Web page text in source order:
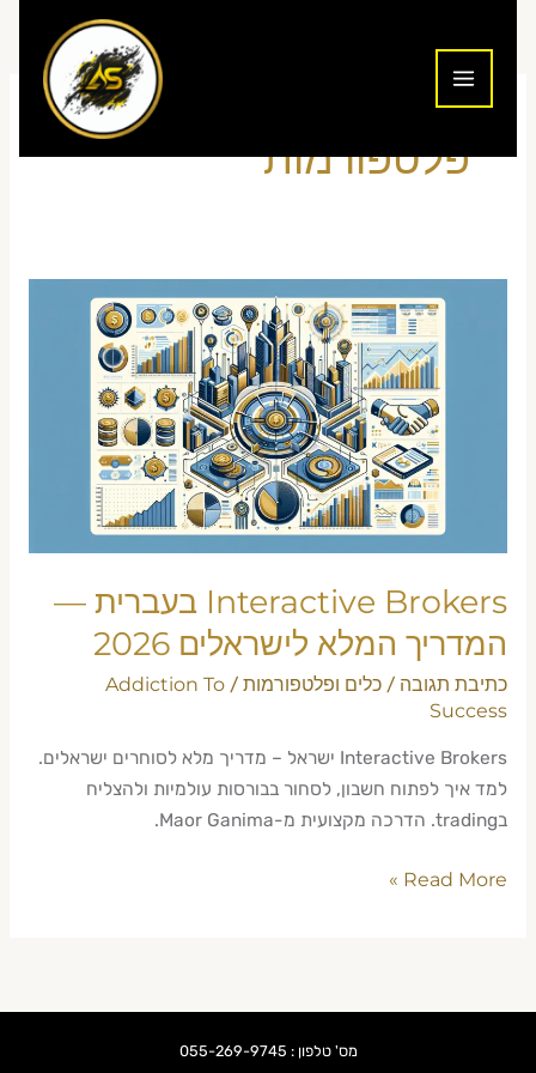
פלטפורמות
Interactive Brokers בעברית —
המדריך המלא לישראלים 2026
כתיבת תגובה / כלים ופלטפורמות/
Addiction To
Success
Interactive Brokers ישראל – מדריך מלא לסוחרים ישראלים.
למד איך לפתוח חשבון, לסחור בבורסות עולמיות ולהצליח
בtrading. הדרכה מקצועית מ-Maor Ganima.
Interactive
Brokers
לישראלים
Read More »
מס' טלפון : 055-269-9745